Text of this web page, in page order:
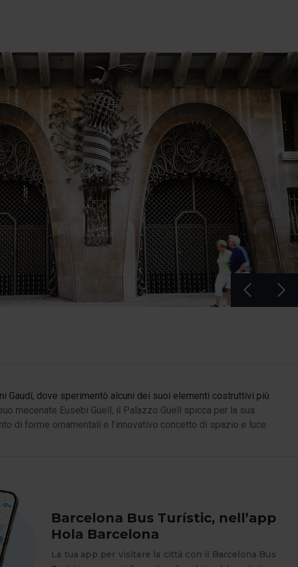
Gaudí, dove sperimentò alcuni dei suoi elementi costruttivi più
mecenate Eusebi Güell, il Palazzo Güell spicca per la sua
di forme ornamentali e l’innovativo concetto di spazio e luce.
Barcelona Bus Turístic, nell’app
Hola Barcelona
La tua app per visitare la città con il Barcelona Bus